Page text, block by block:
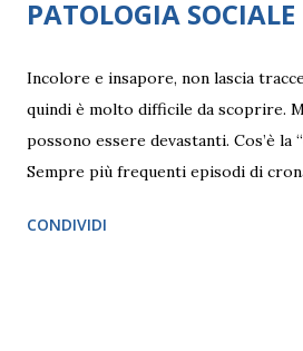
PATOLOGIA SOCIALE
Incolore e insapore, non lascia
quindi è molto difficile da scoprire.
possono essere devastanti. Cos’è la
Sempre più frequenti episodi di
e psicoanalista della Società
CONDIVIDI